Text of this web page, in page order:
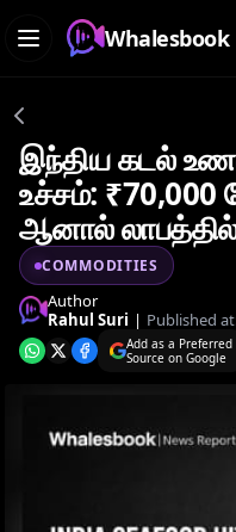
Whalesbook
இந்திய கடல்
உச்சம்:
ஆனால்
COMMODITIES
Author
Rahul Suri | Published
Add as a Preferred
Source on Google